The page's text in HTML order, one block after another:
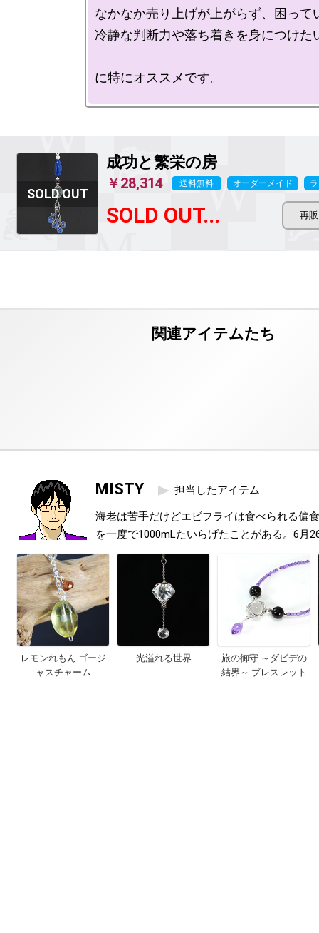
なかなか売り上げが上がらず、困って
冷静な判断力や落ち着きを身につけた
に特にオススメです。
成功と繁栄の房
￥28,314 送料無料 オーダーメイド
SOLD OUT...
MISTY 担当したアイテム
海老は苦手だけどエビフライは食べられる偏
を一度で1000mLたいらげたことがある。6月
レモンれもん ゴージ
ャスチャーム
光溢れる世界
旅の御守 ～ダビデの
結界～ ブレスレット